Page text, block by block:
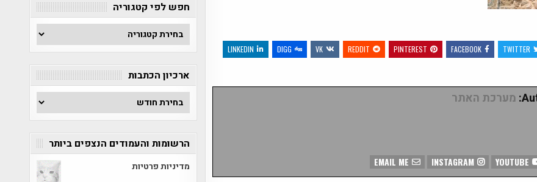
TWITTER
FACEBOOK
PINTEREST
REDDIT
VK
DIGG
LINKEDIN
מערכת האתר
INSTAGRAM
חפש לפי קטגוריה
חפש
לפי
קטגוריה
ארכיון הכתבות
ארכיון
הכתבות
הרשומות והעמודים הנצפים ביותר
מדיניות פרטיות